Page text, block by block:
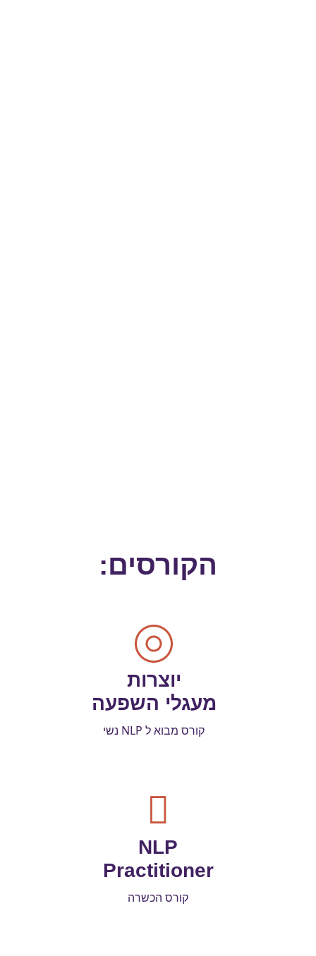
הקורסים:
יוצרות
מעגלי השפעה
קורס מבוא ל NLP נשי
NLP
Practitioner
קורס הכשרה